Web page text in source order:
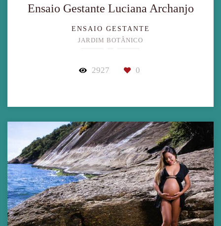
Ensaio Gestante Luciana Archanjo
ENSAIO GESTANTE
JARDIM BOTÂNICO
2927 0